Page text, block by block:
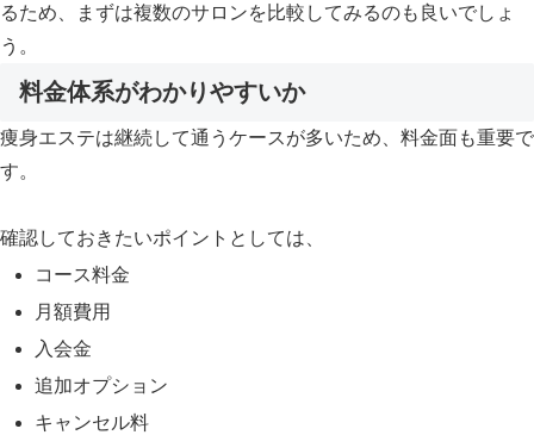
るため、まずは複数のサロンを比較してみるのも良いでしょ
う。
料金体系がわかりやすいか
痩身エステは継続して通うケースが多いため、料金面も重要で
す。
確認しておきたいポイントとしては、
コース料金
月額費用
入会金
追加オプション
キャンセル料